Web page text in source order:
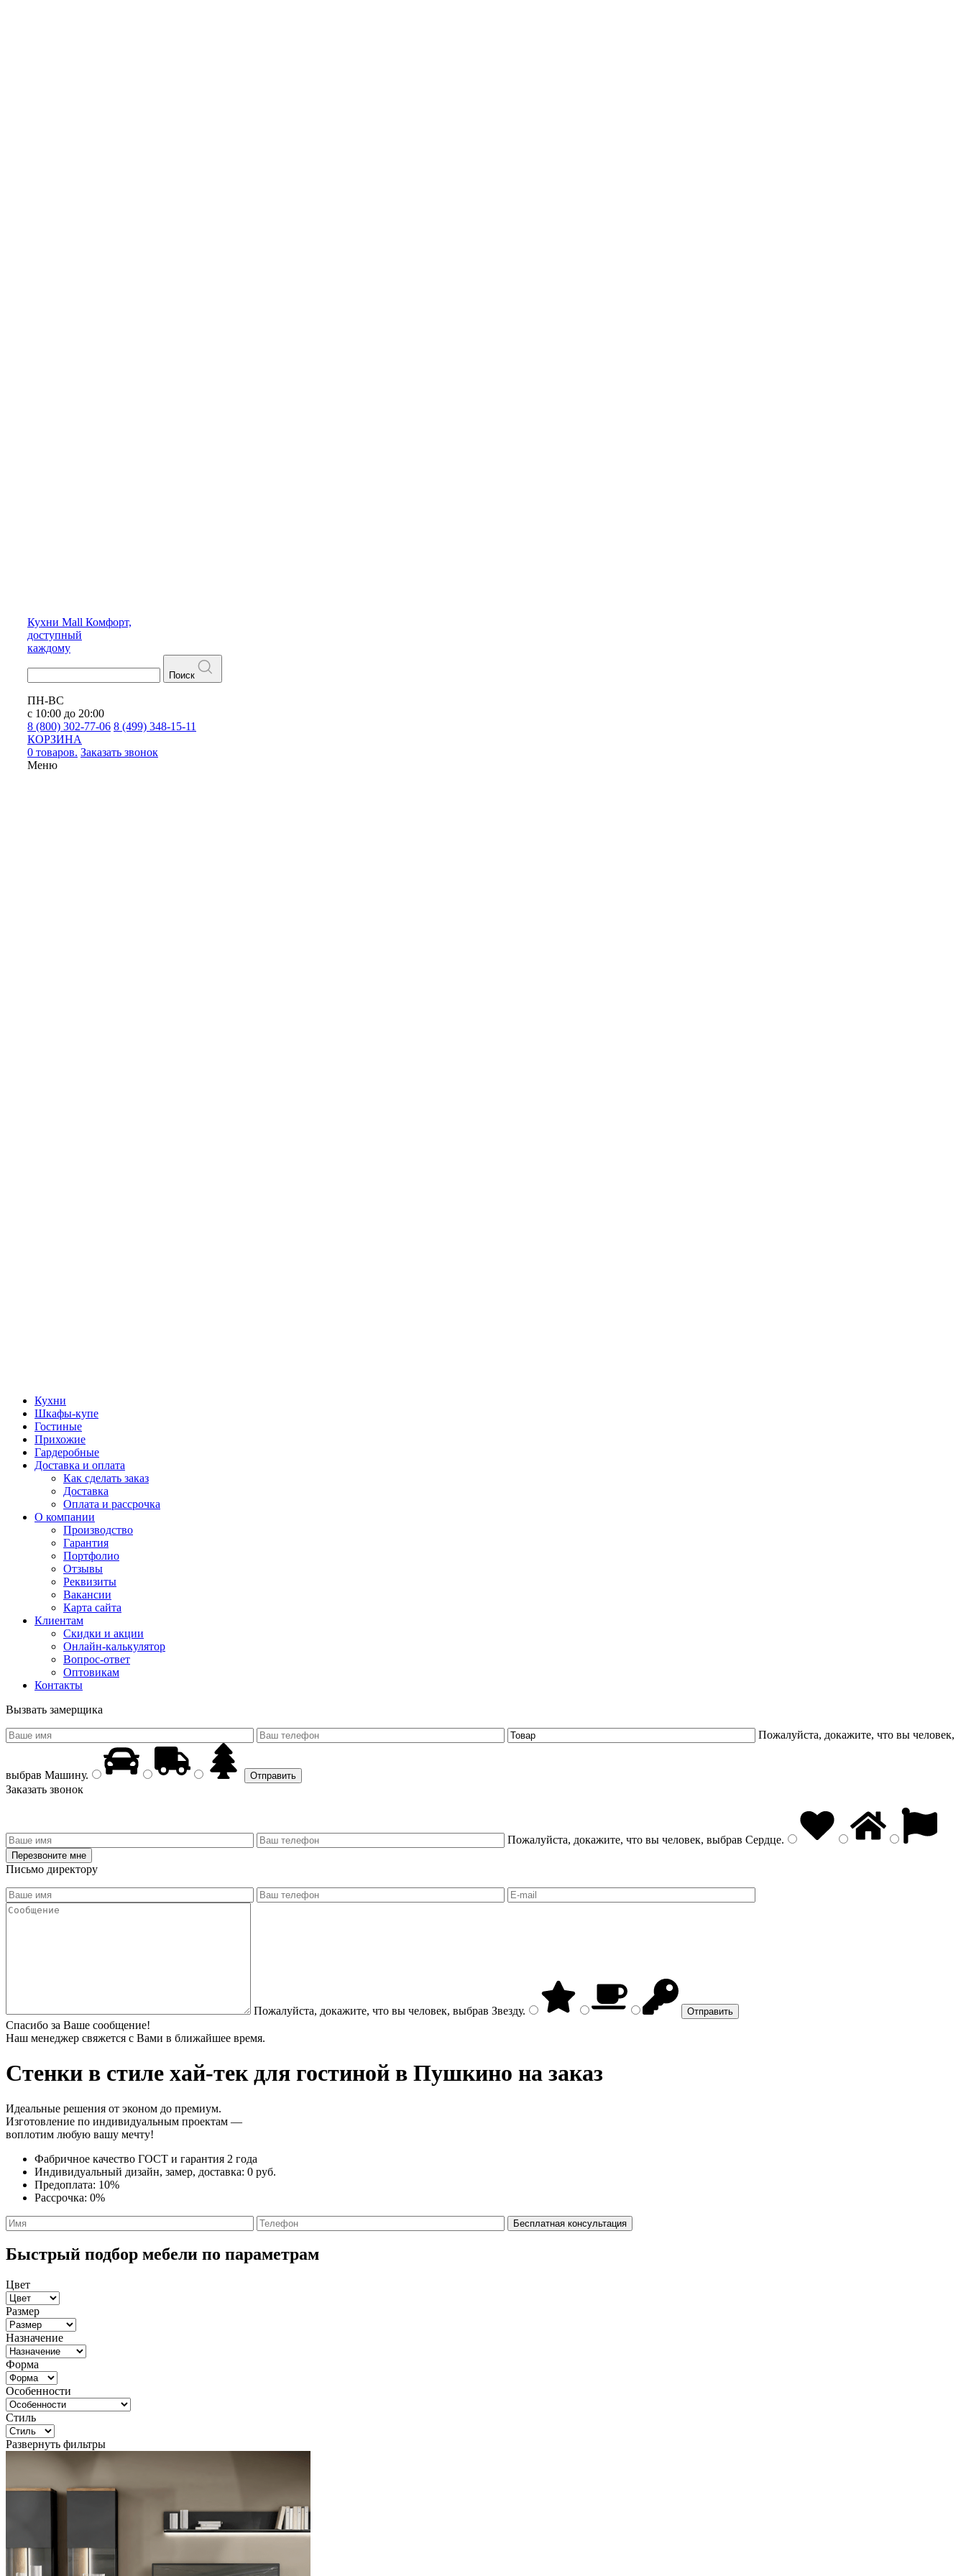
Кухни Mall Комфорт,
доступный
каждому
Поиск
ПН-ВС
с 10:00 до 20:00
8 (800) 302-77-06 8 (499) 348-15-11
КОРЗИНА
0 товаров. Заказать звонок
Меню
Кухни
Шкафы-купе
Гостиные
Прихожие
Гардеробные
Доставка и оплата
Как сделать заказ
Доставка
Оплата и рассрочка
О компании
Производство
Гарантия
Портфолио
Отзывы
Реквизиты
Вакансии
Карта сайта
Клиентам
Скидки и акции
Онлайн-калькулятор
Вопрос-ответ
Оптовикам
Контакты
Вызвать замерщика
Пожалуйста, докажите, что вы человек,
выбрав Машину.
Заказать звонок
Пожалуйста, докажите, что вы человек, выбрав Сердце.
Письмо директору
Пожалуйста, докажите, что вы человек, выбрав Звезду.
Спасибо за Ваше сообщение!
Наш менеджер свяжется с Вами в ближайшее время.
Стенки в стиле хай-тек для гостиной в Пушкино на заказ
Идеальные решения от эконом до премиум.
Изготовление по индивидуальным проектам —
воплотим любую вашу мечту!
Фабричное качество ГОСТ и гарантия 2 года
Индивидуальный дизайн, замер, доставка: 0 руб.
Предоплата: 10%
Рассрочка: 0%
Быстрый подбор мебели по параметрам
Цвет
Размер
Назначение
Форма
Особенности
Стиль
Развернуть фильтры